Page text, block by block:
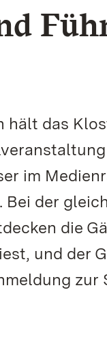
hält das
im
Bei der
die
und der